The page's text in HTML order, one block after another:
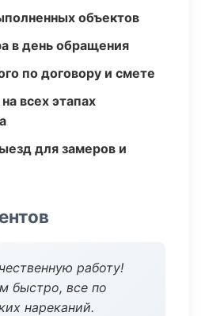
объектов
в день обращения
по договору и смете
всех этапах
для замеров и
работу!
быстро, все по
нареканий.